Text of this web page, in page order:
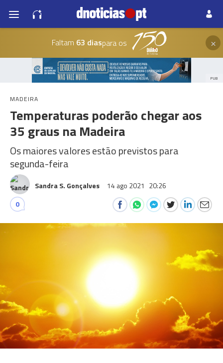
Faltam 63 diaspara os ×
PUB
MADEIRA
Temperaturas poderão chegar aos
35 graus na Madeira
Os maiores valores estão previstos para
segunda-feira
Sandra S. Gonçalves 14 ago 2021 20:26
0